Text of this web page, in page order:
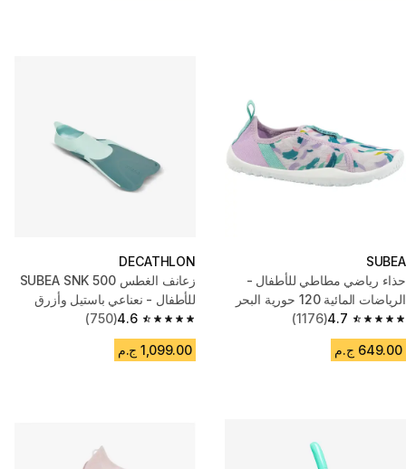
SUBEA
حذاء رياضي مطاطي للأطفال -
الرياضات المائية 120 حورية البحر
4.7
4.7 out of 5 stars from 1176 reviews
(1176)
649.00 ج.م
DECATHLON
زعانف الغطس SUBEA SNK 500
للأطفال - نعناعي باستيل وأزرق
رمادي
4.6
4.6 out of 5 stars from 750 reviews
(750)
1,099.00 ج.م